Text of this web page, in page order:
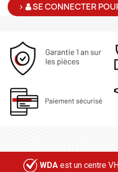
> SE CONNECTER
WDA est un centre